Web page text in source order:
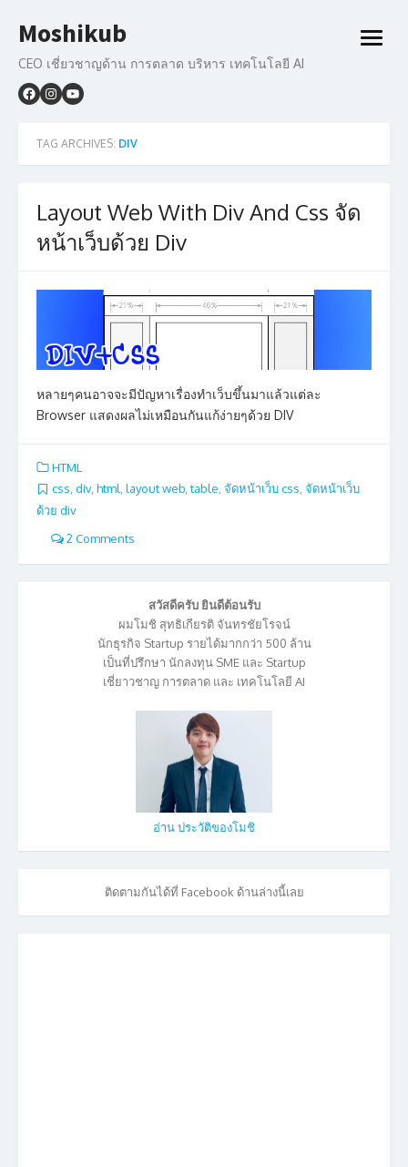
to
Moshikub
CEO เชี่ยวชาญด้าน การตลาด บริหาร เทคโนโลยี AI
open
TAG ARCHIVES: DIV
Layout Web With Div And Css จัด
หน้าเว็บด้วย Div
หลายๆคนอาจจะมีปัญหาเรื่องทำเว็บขึ้นมาแล้วแต่ละ
Browser แสดงผลไม่เหมือนกันแก้ง่ายๆด้วย DIV
HTML
css, div, html, layout web,table, จัดหน้าเว็บ css, จัดหน้าเว็บ
ด้วย div
2 Comments
สวัสดีครับ ยินดีต้อนรับ
ผมโมชิ สุทธิเกียรติ จันทรชัยโรจน์
นักธุรกิจ Startup รายได้มากกว่า 500 ล้าน
เป็นที่ปรึกษา นักลงทุน SME และ Startup
เชี่ยาวชาญ การตลาด และ เทคโนโลยี AI
อ่าน ประวัติของโมชิ
ติดตามกันได้ที่ Facebook ด้านล่างนี้เลย